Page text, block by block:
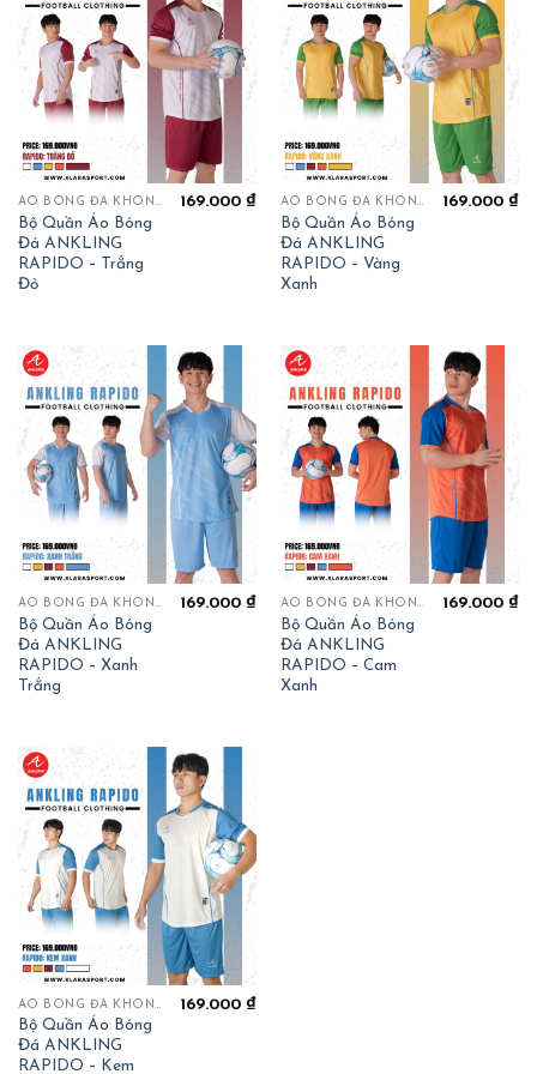
ÁO BÓNG ĐÁ KHÔNG LOGO
Bộ Quần Áo Bóng
Đá ANKLING
RAPIDO – Trắng
Đỏ
169.000₫ ÁO BÓNG ĐÁ KHÔNG LOGO
Bộ Quần Áo Bóng
Đá ANKLING
RAPIDO – Vàng
Xanh
169.000₫
ÁO BÓNG ĐÁ KHÔNG LOGO
Bộ Quần Áo Bóng
Đá ANKLING
RAPIDO – Xanh
Trắng
169.000₫ ÁO BÓNG ĐÁ KHÔNG LOGO
Bộ Quần Áo Bóng
Đá ANKLING
RAPIDO – Cam
Xanh
169.000₫
ÁO BÓNG ĐÁ KHÔNG LOGO
Bộ Quần Áo Bóng
Đá ANKLING
RAPIDO – Kem
169.000₫